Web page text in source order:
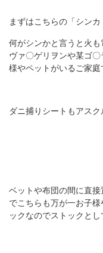
まずはこちらの「シンカ
何がシンかと言うと火
ヴァ〇ゲリヲンや某ゴ
様やペットがいるご家庭
ダニ捕りシートもアス
ベットや布団の間に直
でこちらも万が一お子
ックなのでストックと